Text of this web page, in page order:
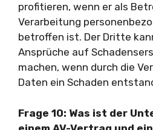
profitieren, wenn er als
Verarbeitung
betroffen ist. Der Dritte
Ansprüche auf
machen, wenn durch die
Daten ein Schaden
Frage 10: Was ist der